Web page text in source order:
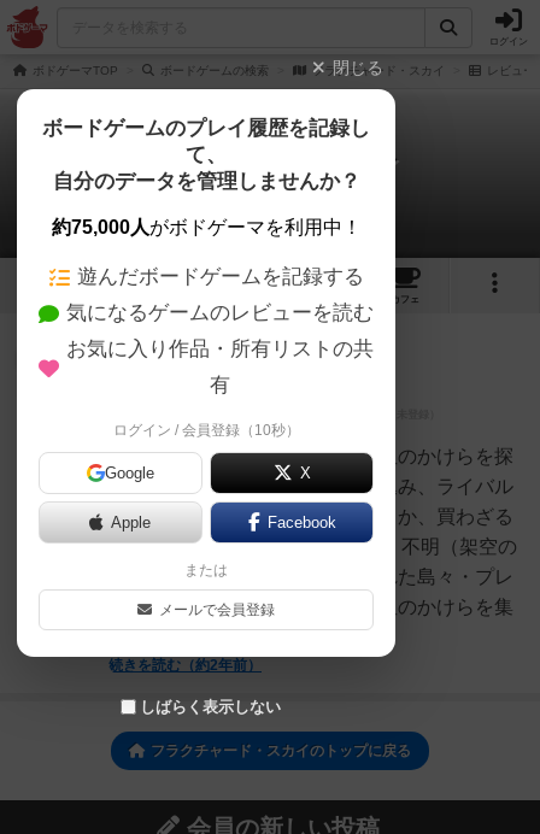
ログイン
ボドゲーマTOP ボードゲームの検索 フラクチャード・スカイ レビュー
フラクチャード・スカイ
1件のレビュー
1 1
カフェ
390名
集めた者は、願いが叶うという星のかけらを探
せ。強さ秘密の船を島々に送り込み、ライバル
を出し抜くのだ！さあ、買うべきか、買わざる
べきかっ？&lt;テーマ&gt;・年代：不明（架空の
世界）・場所：空に浮かぶ呪われた島々・プレ
イヤーの立場：冒険者・目的：星のかけらを集
め、願いを叶...
続きを読む（約2年前）
@matz_jon
フラクチャード・スカイのトップに戻る
会員の新しい投稿
閉じる
ボードゲームのプレイ履歴を記録し
て、
自分のデータを管理しませんか？
約75,000人がボドゲーマを利用中！
遊んだボードゲームを記録する
気になるゲームのレビューを読む
お気に入り作品・所有リストの共
有
ログイン / 会員登録（10秒）
Google X
Apple Facebook
または
メールで会員登録
しばらく表示しない